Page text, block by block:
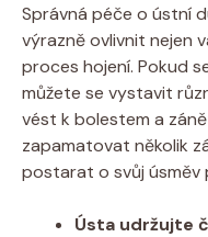
Správná péče o ústní
výrazně ovlivnit nejen
proces hojení. Pokud
můžete se vystavit
vést k bolestem a
zapamatovat několik
postarat o svůj úsměv
Ústa udržujte